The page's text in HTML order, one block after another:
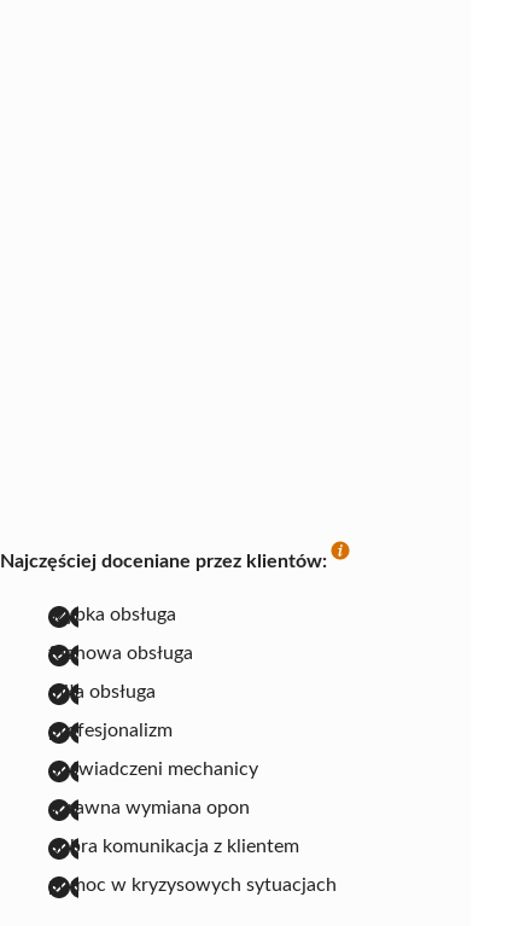
Najczęściej doceniane przez klientów:
szybka obsługa
fachowa obsługa
miła obsługa
profesjonalizm
doświadczeni mechanicy
sprawna wymiana opon
dobra komunikacja z klientem
pomoc w kryzysowych sytuacjach